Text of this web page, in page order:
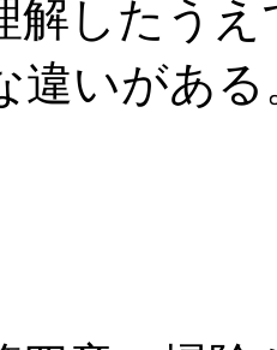
解したう
違いがある